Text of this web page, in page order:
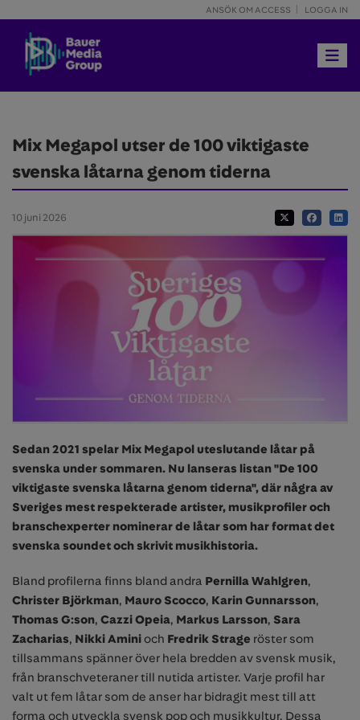
ANSÖK OM ACCESS LOGGA IN
Toggle
Mix Megapol utser de 100 viktigaste
svenska låtarna genom tiderna
10 juni 2026
Sedan 2021 spelar Mix Megapol uteslutande låtar på
svenska under sommaren. Nu lanseras listan "De 100
viktigaste svenska låtarna genom tiderna", där några av
Sveriges mest respekterade artister, musikprofiler och
branschexperter nominerar de låtar som har format det
svenska soundet och skrivit musikhistoria.
Bland profilerna finns bland andra Pernilla Wahlgren,
Christer Björkman, Mauro Scocco, Karin Gunnarsson,
Thomas G:son, Cazzi Opeia, Markus Larsson, Sara
Zacharias, Nikki Aminioch Fredrik Strage röster som
tillsammans spänner över hela bredden av svensk musik,
från branschveteraner till nutida artister. Varje profil har
valt ut fem låtar som de anser har bidragit mest till att
forma och utveckla svensk pop och musikkultur. Dessa